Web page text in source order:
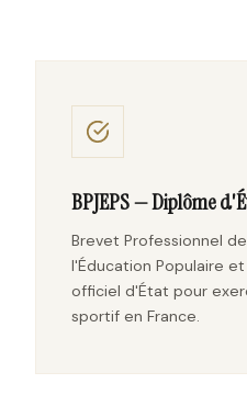
BPJEPS — Diplôme
Brevet Professionnel
l'Éducation Populaire
officiel d'État pour
sportif en France.